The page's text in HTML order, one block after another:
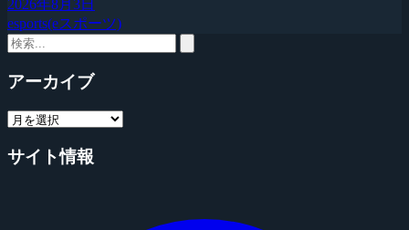
2026年8月3日
esports(eスポーツ)
アーカイブ
サイト情報